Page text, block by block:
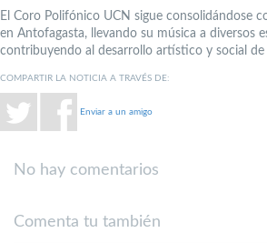
El Coro Polifónico UCN sigue consolidándose
en Antofagasta, llevando su música a diversos
contribuyendo al desarrollo artístico y social de
COMPARTIR LA NOTICIA A TRAVÉS DE:
Enviar a un amigo
No hay comentarios
Comenta tu también